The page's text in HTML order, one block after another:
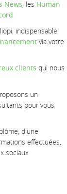
News, les Human
indispensable
via votre
clients qui nous
un
pour vous
d'une
effectuées,
sociaux